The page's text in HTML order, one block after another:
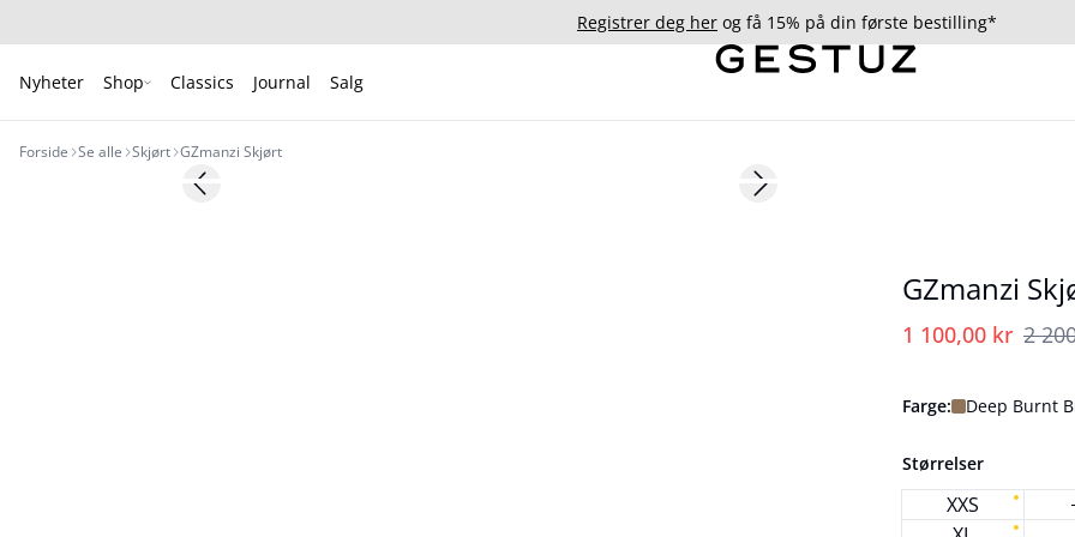
Registrer deg her og få 15% på din første bestilling*
Nyheter Shop Classics Journal Salg
Forside Se alle Skjørt GZmanzi Skjørt
177 cm • S / 36
- 50%Previous slide Next slide
GZmanzi
1 100,00 kr 2
Farge: Deep Burnt
Størrelser
XXS